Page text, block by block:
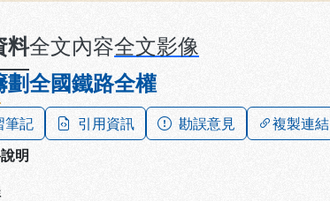
料全文內容全文影像
劃全國鐵路全權
筆記 引用資訊 勘誤意見 複製連結
明